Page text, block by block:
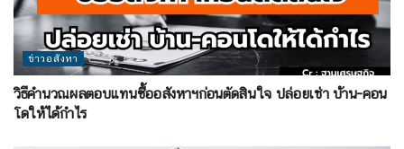
ข่าวอสังหา
วิธีคำนวณผลตอบแทนซื้ออสังหาฯก่อนตัดสินใจ ปล่อยเช่า บ้าน-คอน
โดให้ได้กำไร